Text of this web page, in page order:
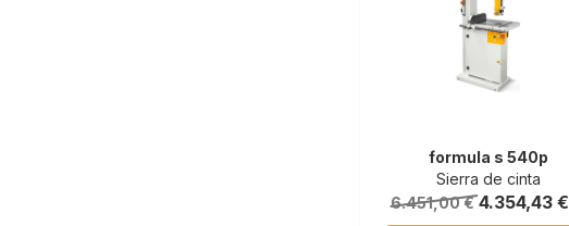
formula s 540p
Sierra de cinta
6.451,00 € 4.354,43 €